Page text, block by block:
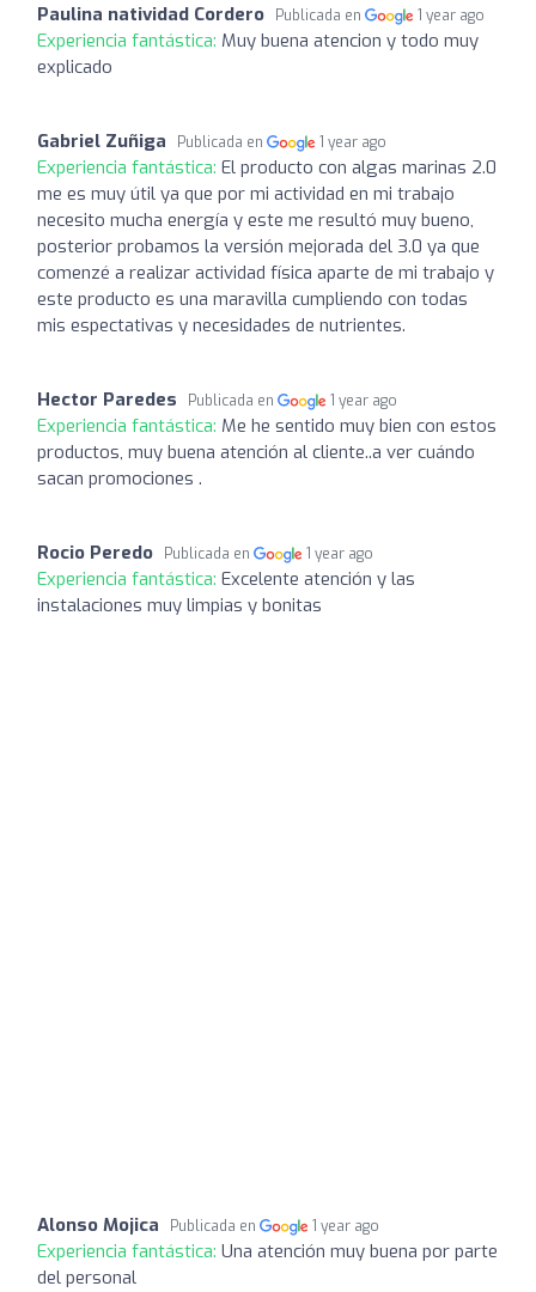
Paulina natividad Cordero Publicada en 1 year ago
Experiencia fantástica: Muy buena atencion y todo muy
explicado
Gabriel Zuñiga Publicada en 1 year ago
Experiencia fantástica: El producto con algas marinas 2.0
me es muy útil ya que por mi actividad en mi trabajo
necesito mucha energía y este me resultó muy bueno,
posterior probamos la versión mejorada del 3.0 ya que
comenzé a realizar actividad física aparte de mi trabajo y
este producto es una maravilla cumpliendo con todas
mis espectativas y necesidades de nutrientes.
Hector Paredes Publicada en 1 year ago
Experiencia fantástica: Me he sentido muy bien con estos
productos, muy buena atención al cliente..a ver cuándo
sacan promociones .
Rocio Peredo Publicada en 1 year ago
Experiencia fantástica: Excelente atención y las
instalaciones muy limpias y bonitas
Alonso Mojica Publicada en 1 year ago
Experiencia fantástica: Una atención muy buena por parte
del personal